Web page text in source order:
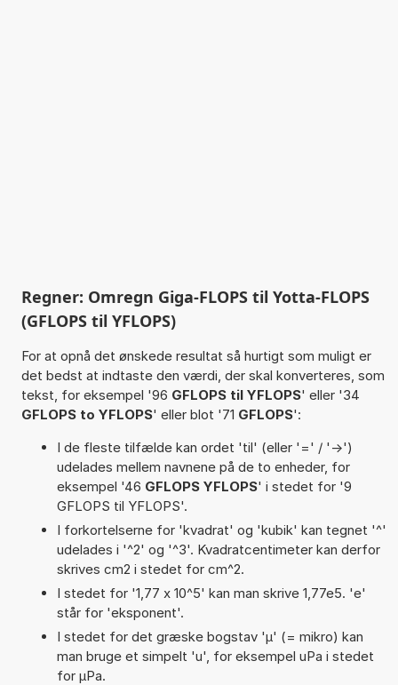
Regner: Omregn Giga-FLOPS til Yotta-FLOPS
(GFLOPS til YFLOPS)
For at opnå det ønskede resultat så hurtigt som muligt er
det bedst at indtaste den værdi, der skal konverteres, som
tekst, for eksempel '96 GFLOPS til YFLOPS' eller '34
GFLOPS to YFLOPS' eller blot '71 GFLOPS':
I de fleste tilfælde kan ordet 'til' (eller '=' / '->')
udelades mellem navnene på de to enheder, for
eksempel '46 GFLOPS YFLOPS' i stedet for '9
GFLOPS til YFLOPS'.
I forkortelserne for 'kvadrat' og 'kubik' kan tegnet '^'
udelades i '^2' og '^3'. Kvadratcentimeter kan derfor
skrives cm2 i stedet for cm^2.
I stedet for '1,77 x 10^5' kan man skrive 1,77e5. 'e'
står for 'eksponent'.
I stedet for det græske bogstav 'µ' (= mikro) kan
man bruge et simpelt 'u', for eksempel uPa i stedet
for µPa.